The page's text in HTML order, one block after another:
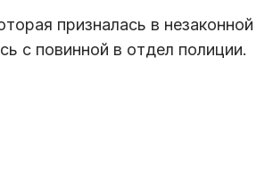
призналась в незаконной
с повинной в отдел полиции.